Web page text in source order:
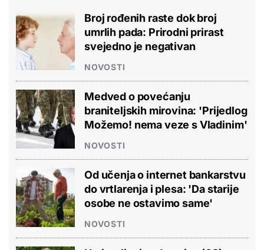
Broj rođenih raste dok broj
umrlih pada: Prirodni prirast
svejedno je negativan
NOVOSTI
Medved o povećanju
braniteljskih mirovina: 'Prijedlog
Možemo! nema veze s Vladinim'
NOVOSTI
Od učenja o internet bankarstvu
do vrtlarenja i plesa: 'Da starije
osobe ne ostavimo same'
NOVOSTI